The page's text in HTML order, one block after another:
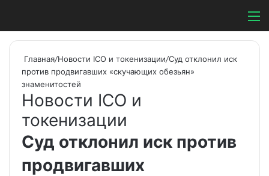
Switch skin
Главная/Новости ICO и токенизации/Суд отклонил иск
против продвигавших «скучающих обезьян»
знаменитостей
Новости ICO и
токенизации
Суд отклонил иск против
продвигавших